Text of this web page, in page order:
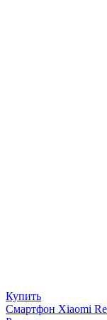
Купить
Смартфон Xiaomi